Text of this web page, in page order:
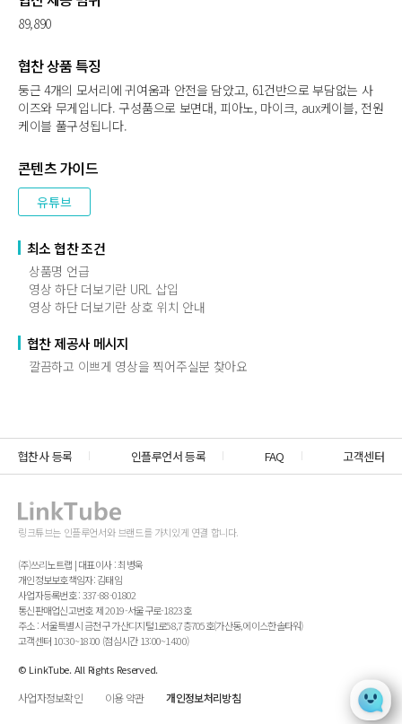
89,890
협찬 상품 특징
둥근 4개의 모서리에 귀여움과 안전을 담았고, 61건반으로 부담없는 사
이즈와 무게입니다. 구성품으로 보면대, 피아노, 마이크, aux케이블, 전원
케이블 풀구성됩니다.
콘텐츠 가이드
유튜브
최소 협찬 조건
상품명 언급
영상 하단 더보기란 URL 삽입
영상 하단 더보기란 상호 위치 안내
협찬 제공사 메시지
깔끔하고 이쁘게 영상을 찍어주실분 찾아요
협찬사 등록 인플루언서 등록 FAQ 고객센터
링크튜브는 인플루언서와 브랜드를 가치있게 연결 합니다.
(주)쓰리노트랩 | 대표이사 : 최병욱
개인정보보호책임자: 김태임
사업자등록번호 : 337-88-01802
통신판매업신고번호 제 2019-서울구로-1823호
주소 : 서울특별시 금천구 가산디지털1로58,7층705호(가산동,에이스한솔타워)
고객센터 10:30~18:00 (점심시간 13:00~14:00)
© LinkTube. All Rights Reserved.
사업자정보확인 이용 약관 개인정보처리방침